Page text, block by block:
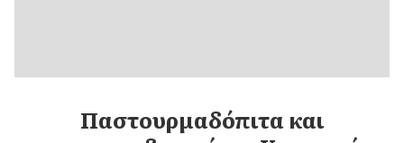
Παστουρμαδόπιτα και